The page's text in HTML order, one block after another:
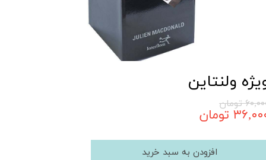
ولنتاین
تومان
تومان
افزودن به سبد خرید